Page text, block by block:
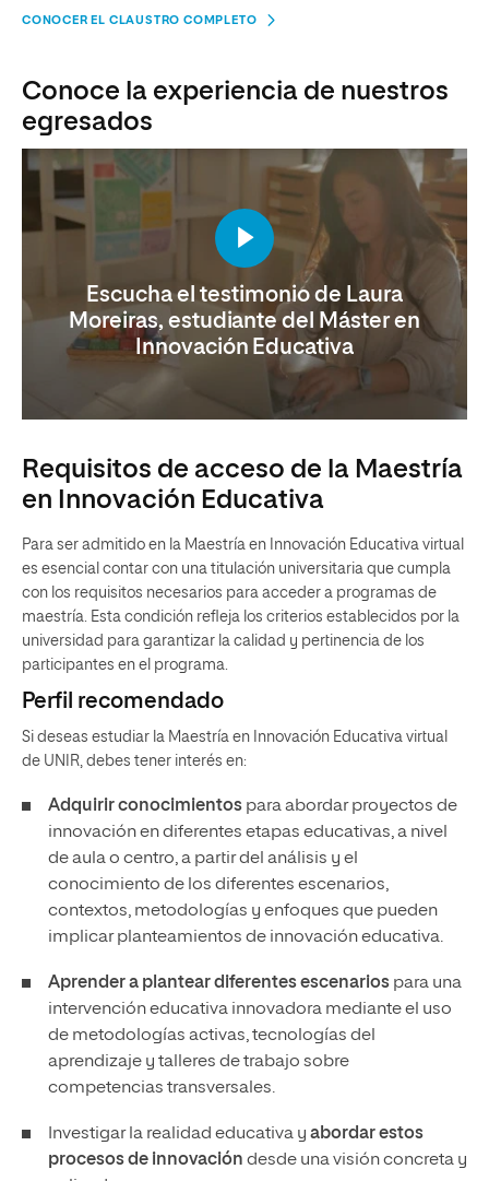
CONOCER EL CLAUSTRO COMPLETO
Conoce la experiencia de nuestros
egresados
Escucha el testimonio de Laura
Moreiras, estudiante del Máster en
Innovación Educativa
Requisitos de acceso de la Maestría
en Innovación Educativa
Para ser admitido en la Maestría en Innovación Educativa virtual
es esencial contar con una titulación universitaria que cumpla
con los requisitos necesarios para acceder a programas de
maestría. Esta condición refleja los criterios establecidos por la
universidad para garantizar la calidad y pertinencia de los
participantes en el programa.
Perfil recomendado
Si deseas estudiar la Maestría en Innovación Educativa virtual
de UNIR, debes tener interés en:
Adquirir conocimientos para abordar proyectos de
innovación en diferentes etapas educativas, a nivel
de aula o centro, a partir del análisis y el
conocimiento de los diferentes escenarios,
contextos, metodologías y enfoques que pueden
implicar planteamientos de innovación educativa.
Aprender a plantear diferentes escenarios para una
intervención educativa innovadora mediante el uso
de metodologías activas, tecnologías del
aprendizaje y talleres de trabajo sobre
competencias transversales.
Investigar la realidad educativa y abordar estos
procesos de innovación desde una visión concreta y